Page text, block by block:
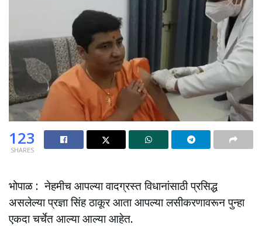
123
SHARES
भोपाळ : नेहमीच आपल्या वादग्रस्त विधानांसाठी प्रसिद्ध
असलेल्या प्रज्ञा सिंह ठाकूर आता आपल्या लसीकरणावरून पुन्हा
एकदा चर्चेत आल्या आल्या आहेत.